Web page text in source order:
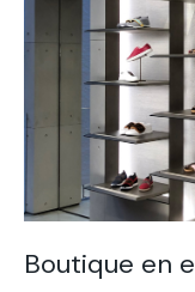
Boutique en